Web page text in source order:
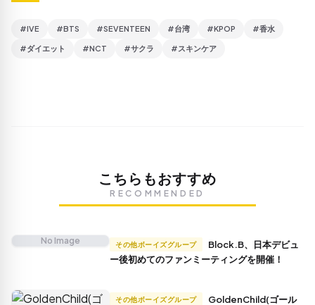
#IVE #BTS #SEVENTEEN #台湾 #KPOP #香水
#ダイエット #NCT #サクラ #スキンケア
こちらもおすすめ
RECOMMENDED
No Image その他ボーイズグループ
ー後初めてのファンミーティングを開催！
その他ボーイズグループ